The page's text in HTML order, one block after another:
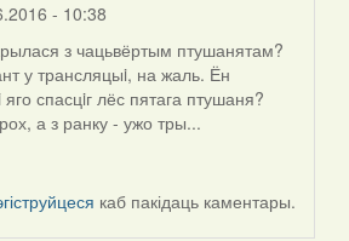
- 10:38
з чацьвёртым птушанятам?
у трансляцыi, на жаль. Ён
спасцiг лёс пятага птушаня?
а з ранку - ужо тры...
каб пакідаць каментары.